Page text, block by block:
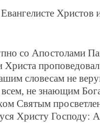
Христов
со Апостолами
проповедовал
словесам не
не знающим
Святым
Христу Господу: